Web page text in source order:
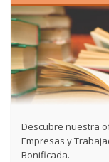
Descubre nuestra
Empresas y
Bonificada.